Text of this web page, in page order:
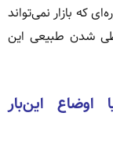
که بازار نمی‌تواند
طی شدن طبیعی این
این‌بار